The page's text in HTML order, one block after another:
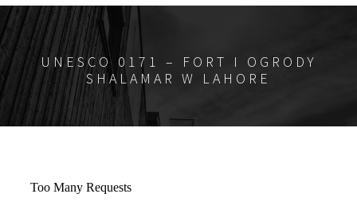
UNESCO 0171 – FORT I OGRODY
SHALAMAR W LAHORE